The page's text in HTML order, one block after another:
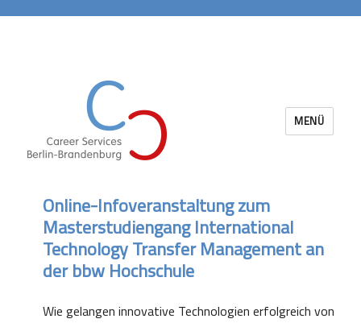
MENÜ
Online-Infoveranstaltung zum
Masterstudiengang International
Technology Transfer Management an
der bbw Hochschule
Wie gelangen innovative Technologien erfolgreich von